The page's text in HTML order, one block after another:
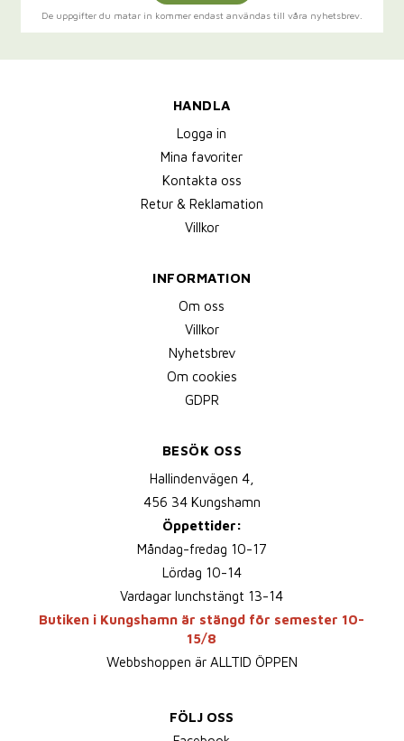
De uppgifter du matar in kommer endast användas till våra nyhetsbrev.
HANDLA
Logga in
Mina favoriter
Kontakta oss
Retur & Reklamation
Villkor
INFORMATION
Om oss
Villkor
Nyhetsbrev
Om cookies
GDPR
BESÖK OSS
Hallindenvägen 4,
456 34 Kungshamn
Öppettider:
Måndag-fredag 10-17
Lördag 10-14
Vardagar lunchstängt 13-14
Butiken i Kungshamn är stängd för semester 10-
15/8
Webbshoppen är ALLTID ÖPPEN
FÖLJ OSS